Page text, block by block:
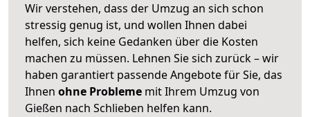
Wir verstehen, dass der Umzug an sich schon
stressig genug ist, und wollen Ihnen dabei
helfen, sich keine Gedanken über die Kosten
machen zu müssen. Lehnen Sie sich zurück – wir
haben garantiert passende Angebote für Sie, das
Ihnen ohne Probleme mit Ihrem Umzug von
Gießen nach Schlieben helfen kann.